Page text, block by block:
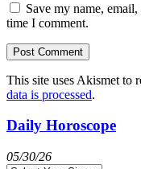
Save my name,
time I comment.
This site uses Akismet to
data is processed.
Daily Horoscope
05/30/26